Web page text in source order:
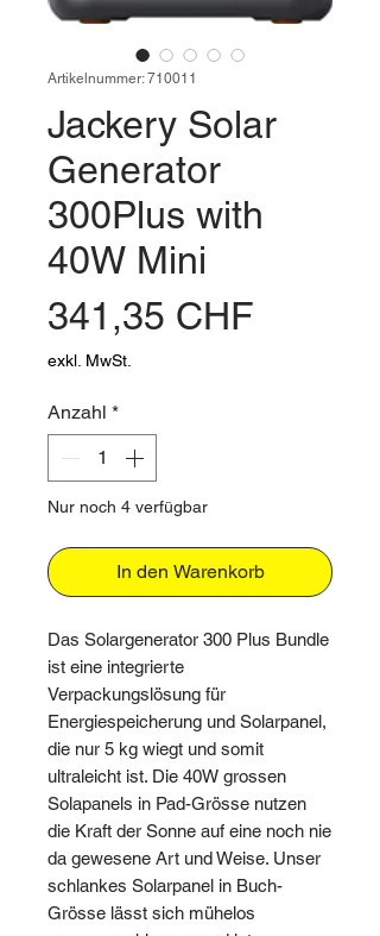
Artikelnummer: 710011
Jackery Solar
Generator
300Plus with
40W Mini
341,35 CHF
exkl. MwSt.
Anzahl *
Nur noch 4 verfügbar
In den Warenkorb
Das Solargenerator 300 Plus Bundle
ist eine integrierte
Verpackungslösung für
Energiespeicherung und Solarpanel,
die nur 5 kg wiegt und somit
ultraleicht ist. Die 40W grossen
Solapanels in Pad-Grösse nutzen
die Kraft der Sonne auf eine noch nie
da gewesene Art und Weise. Unser
schlankes Solarpanel in Buch-
Grösse lässt sich mühelos